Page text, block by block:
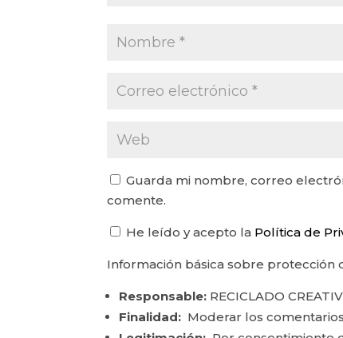
Guarda mi nombre, correo
comente.
He leído y acepto la Política de
Información básica sobre protección
Responsable: RECICLADO
Finalidad: Moderar los